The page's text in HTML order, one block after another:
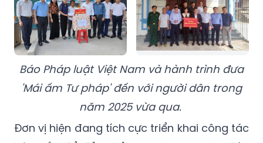
Báo Pháp luật Việt Nam và hành trình đưa
'Mái ấm Tư pháp' đến với người dân trong
năm 2025 vừa qua.
Đơn vị hiện đang tích cực triển khai công tác